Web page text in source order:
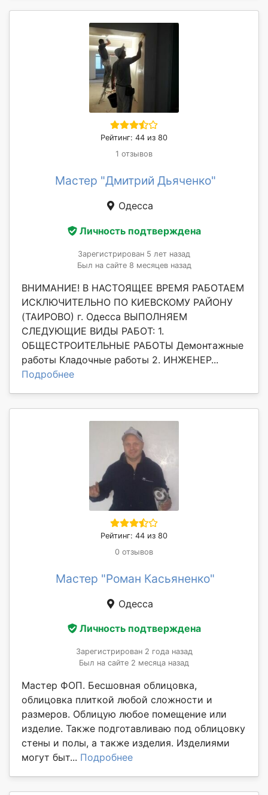
Рейтинг: 44 из 80
1 отзывов
Мастер "Дмитрий Дьяченко"
Одесса
Личность подтверждена
Зарегистрирован 5 лет назад
Был на сайте 8 месяцев назад
ВНИМАНИЕ! В НАСТОЯЩЕЕ ВРЕМЯ РАБОТАЕМ
ИСКЛЮЧИТЕЛЬНО ПО КИЕВСКОМУ РАЙОНУ
(ТАИРОВО) г. Одесса ВЫПОЛНЯЕМ
СЛЕДУЮЩИЕ ВИДЫ РАБОТ: 1.
ОБЩЕСТРОИТЕЛЬНЫЕ РАБОТЫ Демонтажные
работы Кладочные работы 2. ИНЖЕНЕР...
Подробнее
Рейтинг: 44 из 80
0 отзывов
Мастер "Роман Касьяненко"
Одесса
Личность подтверждена
Зарегистрирован 2 года назад
Был на сайте 2 месяца назад
Мастер ФОП. Бесшовная облицовка,
облицовка плиткой любой сложности и
размеров. Облицую любое помещение или
изделие. Также подготавливаю под облицовку
стены и полы, а также изделия. Изделиями
могут быт... Подробнее